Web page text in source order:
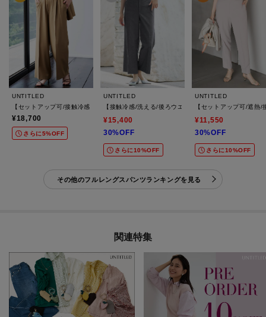
UNTITLED
【セットアップ可/接触冷感/通気性】エアリークールワイドパンツ
¥18,700
さらに5%OFF
UNTITLED
【接触冷感/洗える/後ろウエストゴム】オックスワイド
¥15,400
30%OFF
さらに10%OFF
UNTITLED
【セットアップ可/遮熱
¥11,550
30%OFF
さらに10%OFF
その他のフルレングスパンツランキングを見る
関連特集